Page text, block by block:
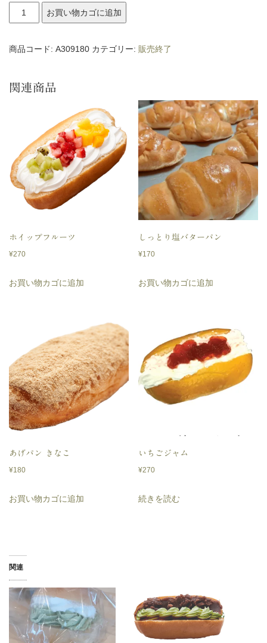
ト
ツ
イ
ッ
お買い物カゴに追加
商品コード: A309180 カテゴリー: 販売終了
関連商品
ホイップフルーツ
¥270
お買い物カゴに追加
しっとり塩バターパン
¥170
お買い物カゴに追加
あげパン きなこ
¥180
お買い物カゴに追加
いちごジャム
¥270
続きを読む
関連